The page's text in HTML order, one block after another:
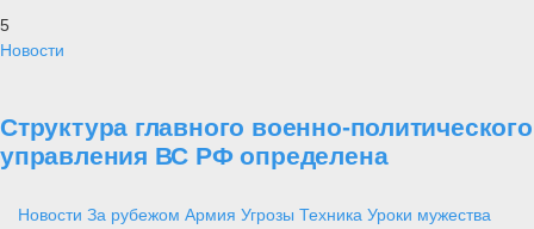
5
Новости
Структура главного военно-политического
управления ВС РФ определена
Новости За рубежом Армия Угрозы Техника Уроки мужества